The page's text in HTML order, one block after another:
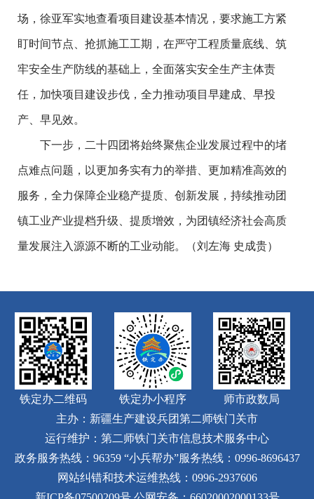
场，徐亚军实地查看项目建设基本情况，要求施工方紧
盯时间节点、抢抓施工工期，在严守工程质量底线、筑
牢安全生产防线的基础上，全面落实安全生产主体责
任，加快项目建设步伐，全力推动项目早建成、早投
产、早见效。
下一步，二十四团将始终聚焦企业发展过程中的堵
点难点问题，以更加务实有力的举措、更加精准高效的
服务，全力保障企业稳产提质、创新发展，持续推动团
镇工业产业提档升级、提质增效，为团镇经济社会高质
量发展注入源源不断的工业动能。（刘左海 史成贵）
铁定办二维码 铁定办小程序
师市政数局
主办：新疆生产建设兵团第二师铁门关市
运行维护：第二师铁门关市信息技术服务中心
政务服务热线：96359 “小兵帮办”服务热线：0996-8696437
网站纠错和技术运维热线：0996-2937606